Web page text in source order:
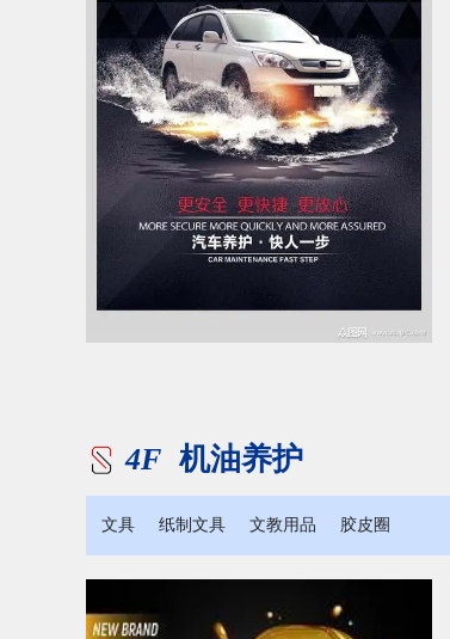
4F 机油养护
文具 纸制文具 文教用品 胶皮圈